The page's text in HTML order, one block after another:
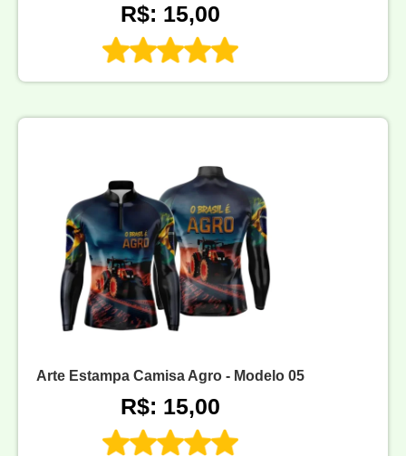
R$: 15,00
Arte Estampa Camisa Agro - Modelo 05
R$: 15,00